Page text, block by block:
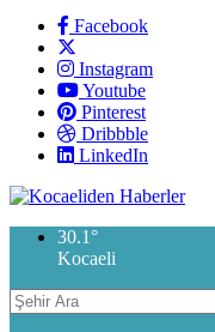
Facebook
Instagram
Youtube
Pinterest
Dribbble
LinkedIn
30.1 °
Kocaeli